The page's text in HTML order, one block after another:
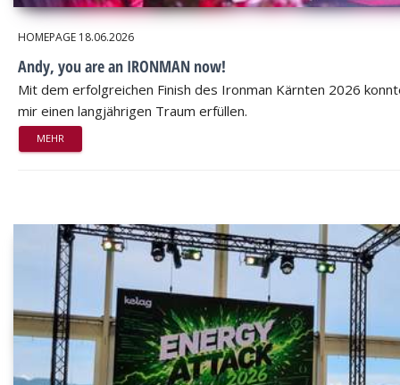
HOMEPAGE 18.06.2026
Andy, you are an IRONMAN now!
Mit dem erfolgreichen Finish des Ironman Kärnten 2026
mir einen langjährigen Traum erfüllen.
MEHR